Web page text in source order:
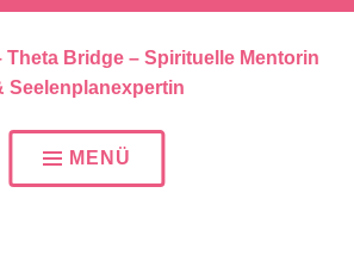
GOLMS – THETA
– SPIRITUELLE
MENTORIN &
MENÜ